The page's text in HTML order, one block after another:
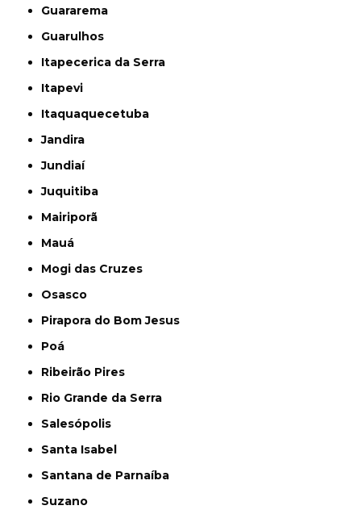
Guararema
Guarulhos
Itapecerica da Serra
Itapevi
Itaquaquecetuba
Jandira
Jundiaí
Juquitiba
Mairiporã
Mauá
Mogi das Cruzes
Osasco
Pirapora do Bom Jesus
Poá
Ribeirão Pires
Rio Grande da Serra
Salesópolis
Santa Isabel
Santana de Parnaíba
Suzano